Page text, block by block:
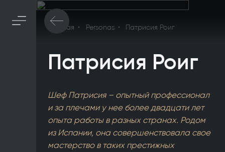
Главная Personas Патрисия Роиг
Патрисия Роиг
Шеф Патрисия – опытный профессионал
и за плечами у нее более двадцати лет
опыта работы в разных странах. Родом
из Испании, она совершенствовала свое
мастерство в таких престижных